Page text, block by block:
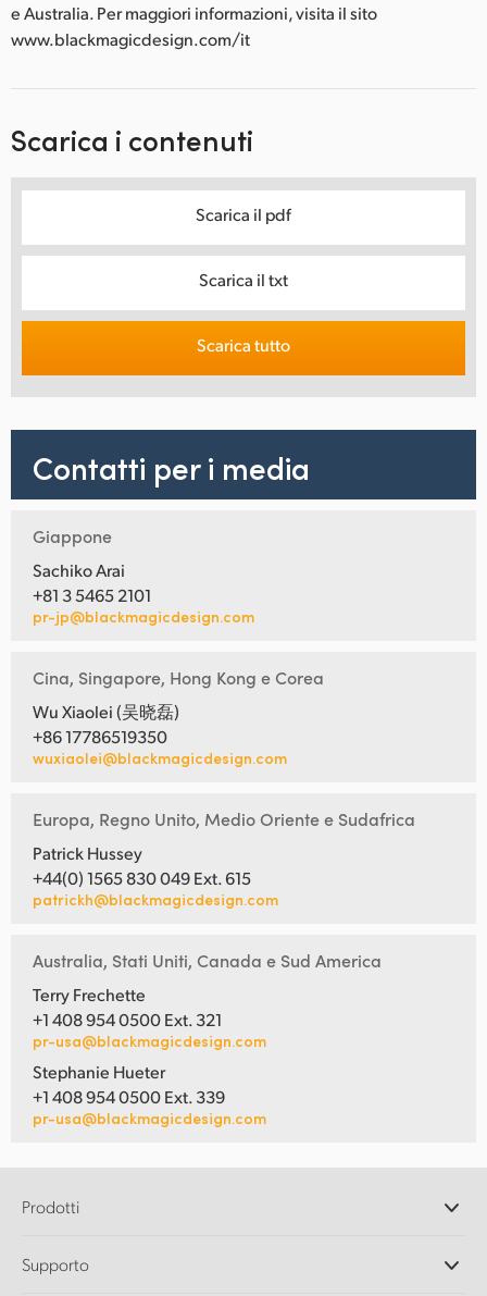
e Australia. Per maggiori informazioni, visita il sito
www.blackmagicdesign.com/it
Scarica i contenuti
Scarica il pdf
Scarica il txt
Scarica tutto
Contatti per i media
Giappone
Sachiko Arai
+81 3 5465 2101
pr-jp@blackmagicdesign.com
Cina, Singapore, Hong Kong e Corea
Wu Xiaolei (吴晓磊)
+86 17786519350
wuxiaolei@blackmagicdesign.com
Europa, Regno Unito, Medio Oriente e Sudafrica
Patrick Hussey
+44(0) 1565 830 049 Ext. 615
patrickh@blackmagicdesign.com
Australia, Stati Uniti, Canada e Sud America
Terry Frechette
+1 408 954 0500 Ext. 321
pr-usa@blackmagicdesign.com
Stephanie Hueter
+1 408 954 0500 Ext. 339
pr-usa@blackmagicdesign.com
Prodotti
DaVinci Resolve e Fusion
Supporto